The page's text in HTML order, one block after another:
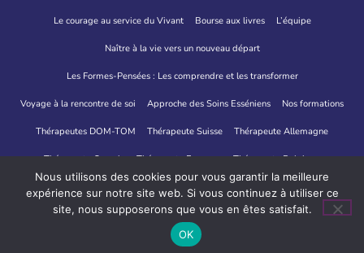
Le courage au service du Vivant Bourse aux livres L’équipe
Naître à la vie vers un nouveau départ
Les Formes-Pensées : Les comprendre et les transformer
Voyage à la rencontre de soi Approche des Soins Esséniens Nos formations
Thérapeutes DOM-TOM Thérapeute Suisse Thérapeute Allemagne
Thérapeute Canada Thérapeute Espagne Thérapeute Belgique
Thérapeutes Italie
Crédit Photo "OONA Regard de Lumière"
Nous utilisons des cookies pour vous garantir la meilleure
expérience sur notre site web. Si vous continuez à utiliser ce
site, nous supposerons que vous en êtes satisfait.
OK